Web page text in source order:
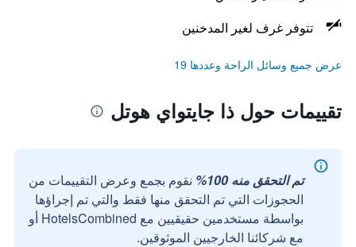
تتوفر غرف لغير المدخنين
عرض جميع وسائل الراحة وعددها 19
تقييمات حول ذا جايتواي هوتل
تم التحقق منه 100%
نقوم بجمع وعرض التقييمات من
الحجوزات التي تم التحقق منها فقط والتي تم إجراؤها
بواسطة مستخدمين حقيقيين مع HotelsCombined أو
مع شركائنا الخارجيين الموثوقين.